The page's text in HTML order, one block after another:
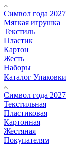
Символ года 2027
Мягкая игрушка
Текстиль
Пластик
Картон
Жесть
Наборы
Каталог Упаковки
Символ года 2027
Текстильная
Пластиковая
Картонная
Жестяная
Покупателям